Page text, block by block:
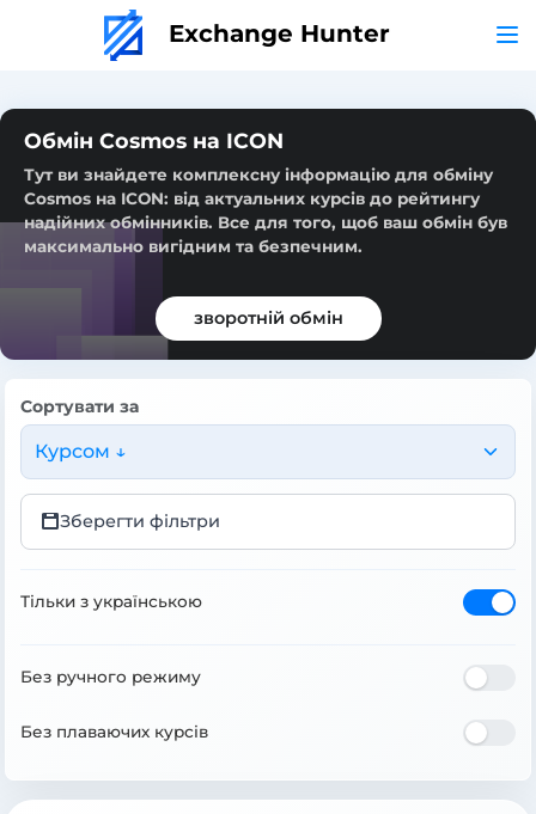
Exchange Hunter
Обмін Cosmos на ICON
Тут ви знайдете комплексну інформацію для обміну
Cosmos на ICON: від актуальних курсів до рейтингу
надійних обмінників. Все для того, щоб ваш обмін був
максимально вигідним та безпечним.
зворотній обмін
Сортувати за
Курсом ↓
Зберегти фільтри
Тільки з українською
Без ручного режиму
Без плаваючих курсів